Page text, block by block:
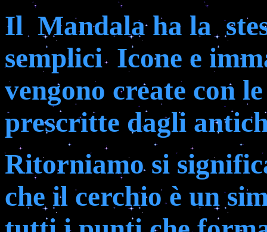
Il Mandala ha la
semplici Icone e
vengono create con
prescritte dagli
Ritorniamo si
che il cerchio è un